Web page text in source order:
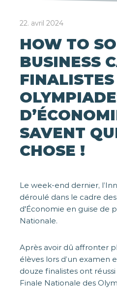
22. avril 2024
HOW TO
BUSINESS
SAVENT
CHOSE !
Le week-end dernier,
déroulé dans le cadre
d'Économie en guise de
Nationale.
Après avoir dû affronter
élèves lors d’un examen
douze finalistes ont
Finale Nationale des